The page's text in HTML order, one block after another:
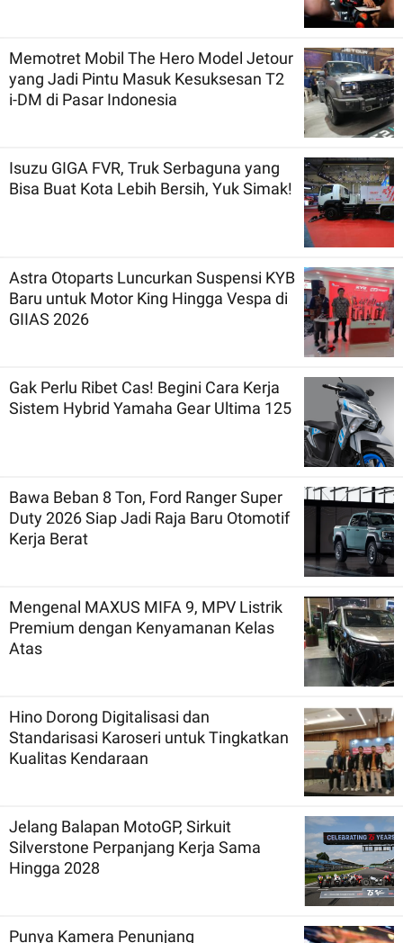
Memotret Mobil The Hero Model Jetour
yang Jadi Pintu Masuk Kesuksesan T2
i-DM di Pasar Indonesia
Isuzu GIGA FVR, Truk Serbaguna yang
Bisa Buat Kota Lebih Bersih, Yuk Simak!
Astra Otoparts Luncurkan Suspensi KYB
Baru untuk Motor King Hingga Vespa di
GIIAS 2026
Gak Perlu Ribet Cas! Begini Cara Kerja
Sistem Hybrid Yamaha Gear Ultima 125
Bawa Beban 8 Ton, Ford Ranger Super
Duty 2026 Siap Jadi Raja Baru Otomotif
Kerja Berat
Mengenal MAXUS MIFA 9, MPV Listrik
Premium dengan Kenyamanan Kelas
Atas
Hino Dorong Digitalisasi dan
Standarisasi Karoseri untuk Tingkatkan
Kualitas Kendaraan
Jelang Balapan MotoGP, Sirkuit
Silverstone Perpanjang Kerja Sama
Hingga 2028
Punya Kamera Penunjang